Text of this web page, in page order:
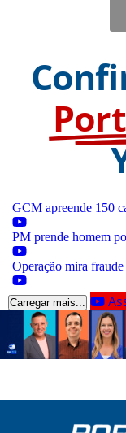
GCM apreende 150
PM prende homem
Operação mira
Carregar mais...